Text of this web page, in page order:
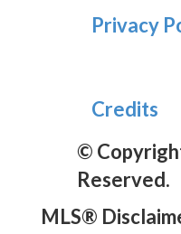
Privacy
Credits
©
Reserved.
MLS®